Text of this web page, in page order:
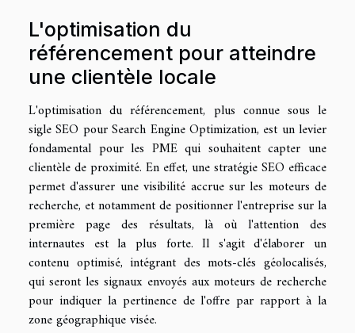
L'optimisation du
référencement pour atteindre
une clientèle locale
L'optimisation du référencement, plus connue sous le
sigle SEO pour Search Engine Optimization, est un levier
fondamental pour les PME qui souhaitent capter une
clientèle de proximité. En effet, une stratégie SEO efficace
permet d'assurer une visibilité accrue sur les moteurs de
recherche, et notamment de positionner l'entreprise sur la
première page des résultats, là où l'attention des
internautes est la plus forte. Il s'agit d'élaborer un
contenu optimisé, intégrant des mots-clés géolocalisés,
qui seront les signaux envoyés aux moteurs de recherche
pour indiquer la pertinence de l'offre par rapport à la
zone géographique visée.